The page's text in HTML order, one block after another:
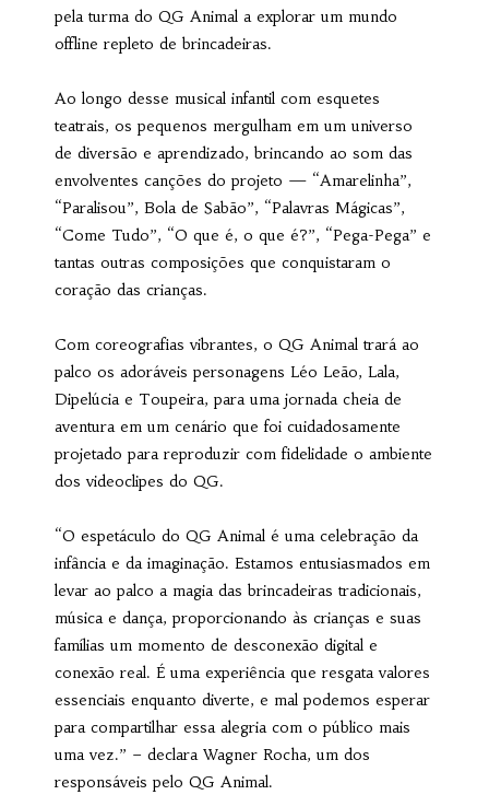
pela turma do QG Animal a explorar um mundo
offline repleto de brincadeiras.
Ao longo desse musical infantil com esquetes
teatrais, os pequenos mergulham em um universo
de diversão e aprendizado, brincando ao som das
envolventes canções do projeto — “Amarelinha”,
“Paralisou”, Bola de Sabão”, “Palavras Mágicas”,
“Come Tudo”, “O que é, o que é?”, “Pega-Pega” e
tantas outras composições que conquistaram o
coração das crianças.
Com coreografias vibrantes, o QG Animal trará ao
palco os adoráveis personagens Léo Leão, Lala,
Dipelúcia e Toupeira, para uma jornada cheia de
aventura em um cenário que foi cuidadosamente
projetado para reproduzir com fidelidade o ambiente
dos videoclipes do QG.
“O espetáculo do QG Animal é uma celebração da
infância e da imaginação. Estamos entusiasmados em
levar ao palco a magia das brincadeiras tradicionais,
música e dança, proporcionando às crianças e suas
famílias um momento de desconexão digital e
conexão real. É uma experiência que resgata valores
essenciais enquanto diverte, e mal podemos esperar
para compartilhar essa alegria com o público mais
uma vez.” – declara Wagner Rocha, um dos
responsáveis pelo QG Animal.